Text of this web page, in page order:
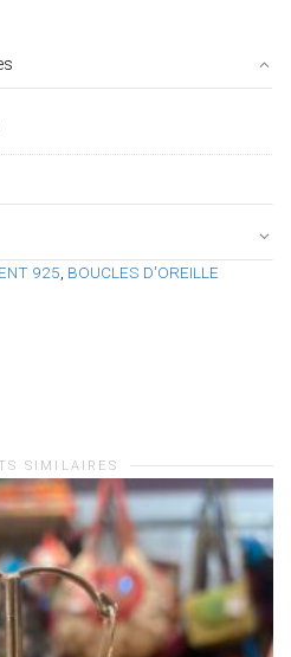
925 BOUCLES D'OREILLE
SIMILAIRES